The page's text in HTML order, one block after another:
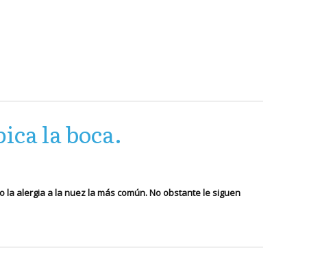
la boca.
alergia a la nuez la más común. No obstante le siguen